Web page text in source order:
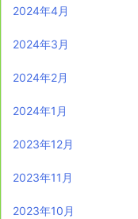
2024年4月
2024年3月
2024年2月
2024年1月
2023年12月
2023年11月
2023年10月